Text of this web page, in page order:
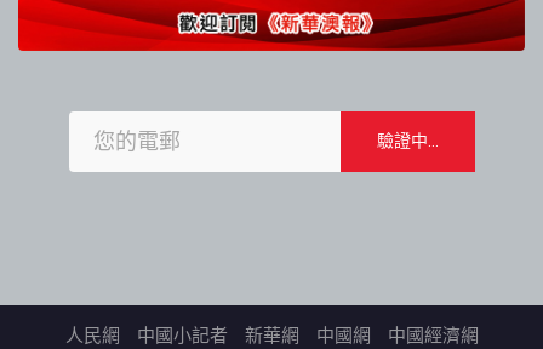
人民網 中國小記者 新華網 中國網 中國經濟網